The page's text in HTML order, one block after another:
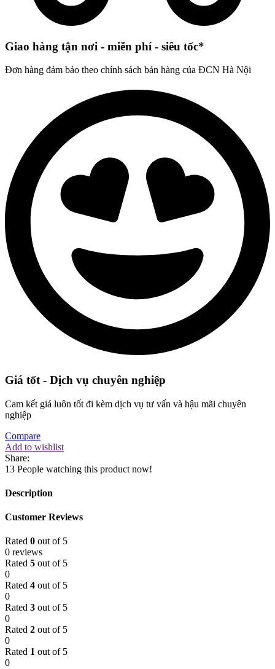
Giao hàng tận nơi - miễn phí - siêu tốc*
Đơn hàng đảm bảo theo chính sách bán hàng của ĐCN Hà Nội
Giá tốt - Dịch vụ chuyên nghiệp
Cam kết giá luôn tốt đi kèm dịch vụ tư vấn và hậu mãi chuyên
nghiệp
Compare
Add to wishlist
Share:
13 People watching this product now!
Description
Customer Reviews
Rated 0 out of 5
0 reviews
Rated 5 out of 5
0
Rated 4 out of 5
0
Rated 3 out of 5
0
Rated 2 out of 5
0
Rated 1 out of 5
0